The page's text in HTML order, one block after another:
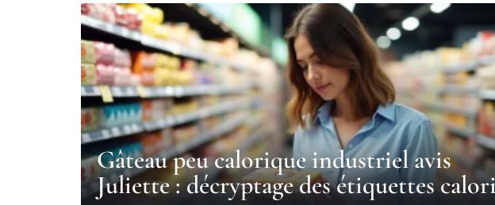
Gâteau peu calorique industriel avis
Juliette : décryptage des étiquettes